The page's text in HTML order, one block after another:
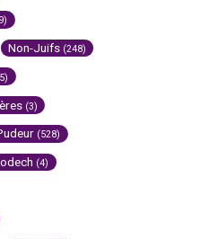
Non-Juifs (248)
(3)
(528)
(4)